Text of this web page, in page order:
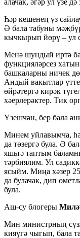
Һәр кешенең үз
Ә бала табуны
кычкырып йөрү – ул
Менә шундый иртә
функцияләрсез
башкаларны ничек
Андый вакытлар
өйрәтергә кирәк
хәерлерәктер. Тик
Үзешчән, бер бала
Минем уйлавымча,
да төзергә була. Ә
яшьтә таптым
тәрбиялим. Ул
ясыйм. Миңа хәзер
да булачак, дип
була.
Аш-су блогеры
Мин министрның
кияүгә чыгып, бала